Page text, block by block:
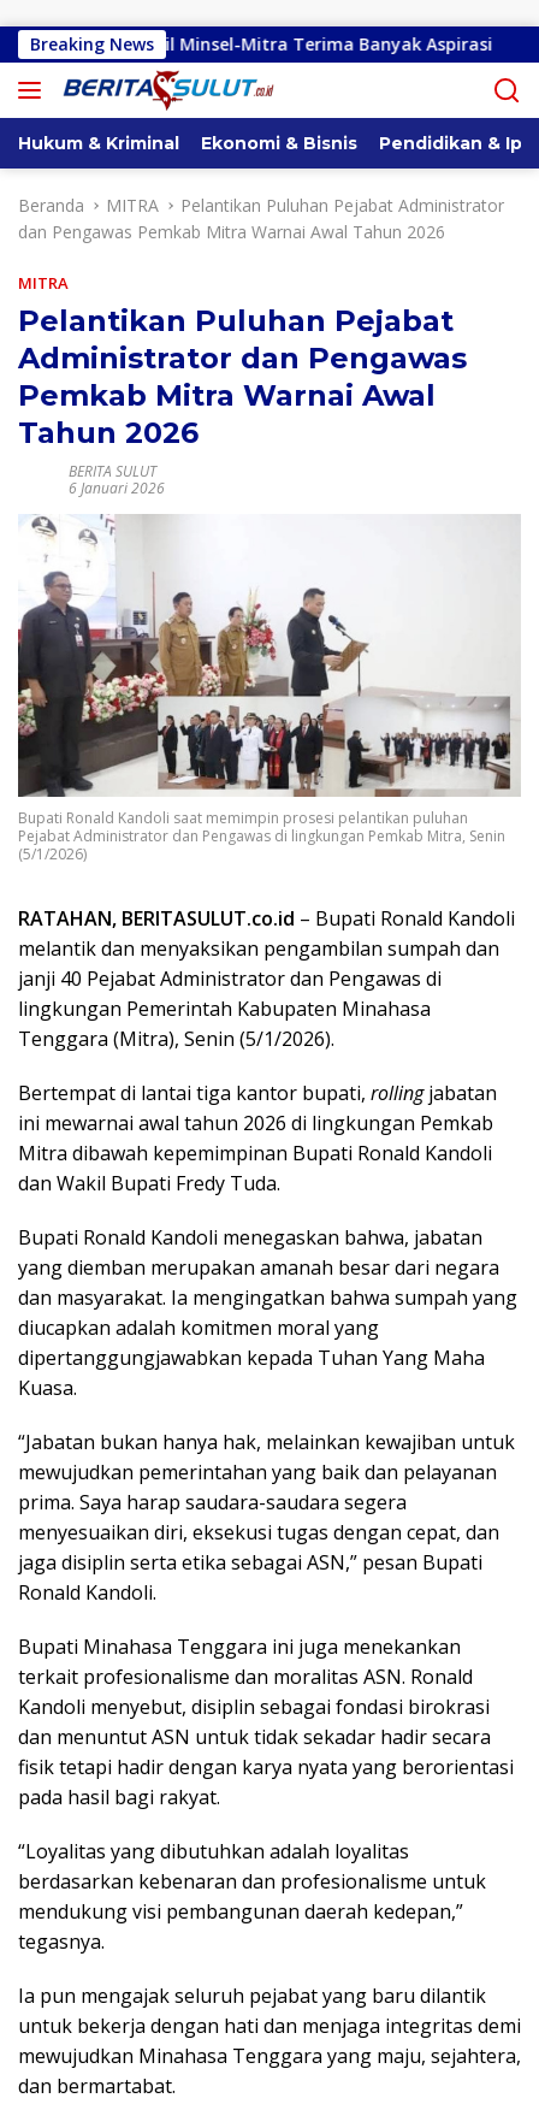
Breaking News
Dapil Minsel-Mitra Terima Banyak Aspirasi
Hukum & Kriminal Ekonomi & Bisnis Pendidikan &
Beranda MITRA
Pelantikan Puluhan Pejabat Administrator
dan Pengawas Pemkab Mitra Warnai Awal Tahun 2026
MITRA
Pelantikan Puluhan Pejabat
Administrator dan Pengawas
Pemkab Mitra Warnai Awal
Tahun 2026
BERITA SULUT
6 Januari 2026
Bupati Ronald Kandoli saat memimpin prosesi pelantikan puluhan
Pejabat Administrator dan Pengawas di lingkungan Pemkab Mitra, Senin
(5/1/2026)
RATAHAN, BERITASULUT.co.id – Bupati Ronald Kandoli
melantik dan menyaksikan pengambilan sumpah dan
janji 40 Pejabat Administrator dan Pengawas di
lingkungan Pemerintah Kabupaten Minahasa
Tenggara (Mitra), Senin (5/1/2026).
Bertempat di lantai tiga kantor bupati, rollingjabatan
ini mewarnai awal tahun 2026 di lingkungan Pemkab
Mitra dibawah kepemimpinan Bupati Ronald Kandoli
dan Wakil Bupati Fredy Tuda.
Bupati Ronald Kandoli menegaskan bahwa, jabatan
yang diemban merupakan amanah besar dari negara
dan masyarakat. Ia mengingatkan bahwa sumpah yang
diucapkan adalah komitmen moral yang
dipertanggungjawabkan kepada Tuhan Yang Maha
Kuasa.
“Jabatan bukan hanya hak, melainkan kewajiban untuk
mewujudkan pemerintahan yang baik dan pelayanan
prima. Saya harap saudara-saudara segera
menyesuaikan diri, eksekusi tugas dengan cepat, dan
jaga disiplin serta etika sebagai ASN,” pesan Bupati
Ronald Kandoli.
Bupati Minahasa Tenggara ini juga menekankan
terkait profesionalisme dan moralitas ASN. Ronald
Kandoli menyebut, disiplin sebagai fondasi birokrasi
dan menuntut ASN untuk tidak sekadar hadir secara
fisik tetapi hadir dengan karya nyata yang berorientasi
pada hasil bagi rakyat.
“Loyalitas yang dibutuhkan adalah loyalitas
berdasarkan kebenaran dan profesionalisme untuk
mendukung visi pembangunan daerah kedepan,”
tegasnya.
Ia pun mengajak seluruh pejabat yang baru dilantik
untuk bekerja dengan hati dan menjaga integritas demi
mewujudkan Minahasa Tenggara yang maju, sejahtera,
dan bermartabat.